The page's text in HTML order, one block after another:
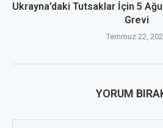
Ukrayna’daki Tutsaklar İçin 5
Grevi
Temmuz 22,
YORUM